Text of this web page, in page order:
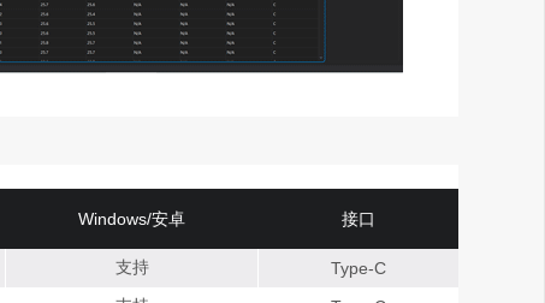
Windows/安卓 接口
支持
Type-C